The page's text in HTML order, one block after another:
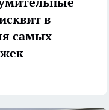
в
самых